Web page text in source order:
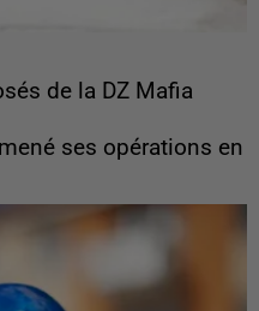
de la DZ Mafia
ses opérations en